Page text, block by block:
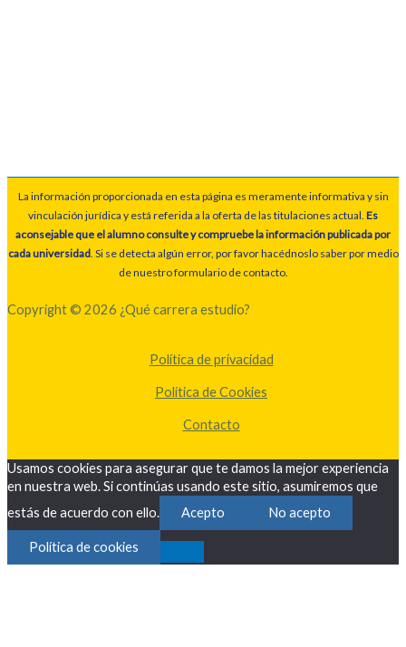
La información proporcionada en esta página es meramente informativa y sin
vinculación jurídica y está referida a la oferta de las titulaciones actual. Es
aconsejable que el alumno consulte y compruebe la información publicada por
cada universidad. Si se detecta algún error, por favor hacédnoslo saber por medio
de nuestro formulario de contacto.
Copyright © 2026 ¿Qué carrera estudio?
Política de privacidad
Política de Cookies
Contacto
Usamos cookies para asegurar que te damos la mejor experiencia
en nuestra web. Si continúas usando este sitio, asumiremos que
estás de acuerdo con ello.
Acepto No acepto
Política de cookies